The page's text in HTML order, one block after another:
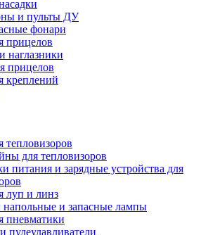
и пульты ДУ
фонари
прицелов
прицелов
креплений
тепловизоров
для тепловизоров
питания и зарядные устройства для
луп и линз
и запасные лампы
пневматики